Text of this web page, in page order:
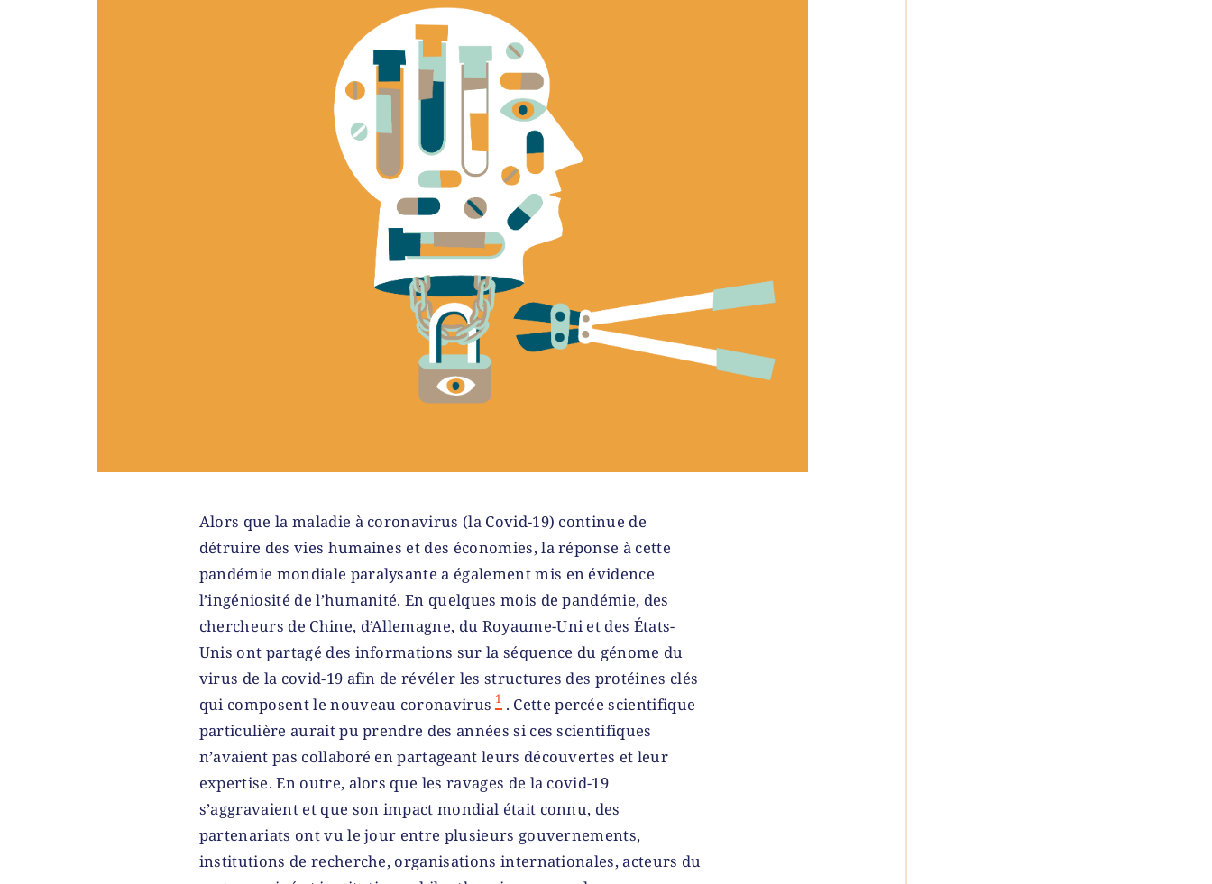
Alors que la maladie à coronavirus (la Covid-19) continue de
détruire des vies humaines et des économies, la réponse à cette
pandémie mondiale paralysante a également mis en évidence
l’ingéniosité de l’humanité. En quelques mois de pandémie, des
chercheurs de Chine, d’Allemagne, du Royaume-Uni et des États-
Unis ont partagé des informations sur la séquence du génome du
virus de la covid-19 afin de révéler les structures des protéines clés
qui composent le nouveau coronavirus 1 . Cette percée scientifique
particulière aurait pu prendre des années si ces scientifiques
n’avaient pas collaboré en partageant leurs découvertes et leur
expertise. En outre, alors que les ravages de la covid-19
s’aggravaient et que son impact mondial était connu, des
partenariats ont vu le jour entre plusieurs gouvernements,
institutions de recherche, organisations internationales, acteurs du